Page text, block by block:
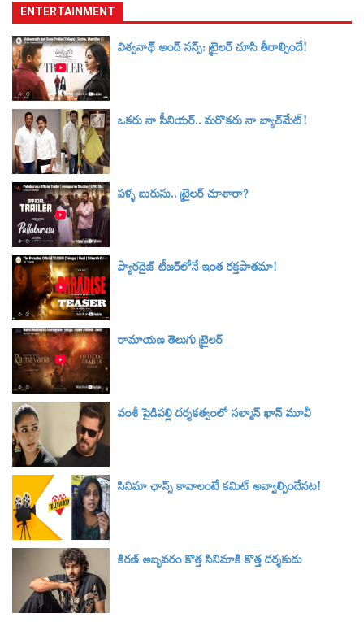
ENTERTAINMENT
విశ్వనాథ్ అండ్ సన్స్: ట్రైలర్‌ చూసి తీరాల్సిందే!
ఒకరు నా సీనియర్.. మరొకరు నా బ్యాచ్‌మేట్!
పళ్ళ బురుసు.. ట్రైలర్‌ చూశారా?
ప్యారడైజ్ టీజర్‌లోనే ఇంత రక్తపాతమా!
రామాయణ తెలుగు ట్రైలర్‌
వంశీ పైడిపల్లి దర్శకత్వంలో సల్మాన్ ఖాన్ మూవీ
సినిమా ఛాన్స్ కావాలంటే కమిట్ అవ్వాల్సిందేనట!
కిరణ్ అబ్బవరం కొత్త సినిమాకి కొత్త దర్శకుడు